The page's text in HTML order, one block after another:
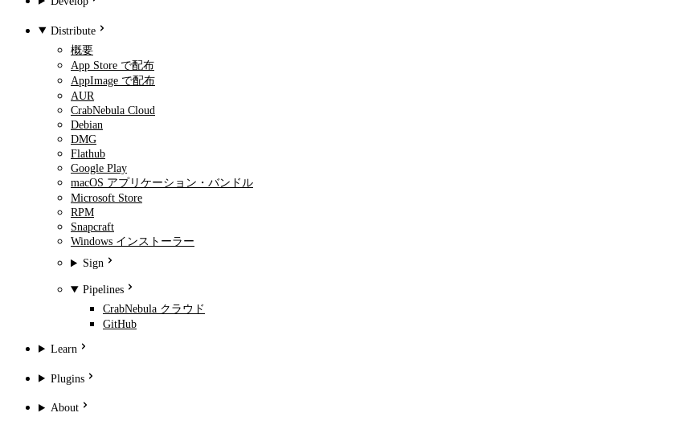
Distribute
概要
App Store で配布
AppImage で配布
AUR
CrabNebula Cloud
Debian
DMG
Flathub
Google Play
macOS アプリケーション・バンドル
Microsoft Store
RPM
Snapcraft
Windows インストーラー
Sign
Pipelines
CrabNebula クラウド
GitHub
Learn
Plugins
About